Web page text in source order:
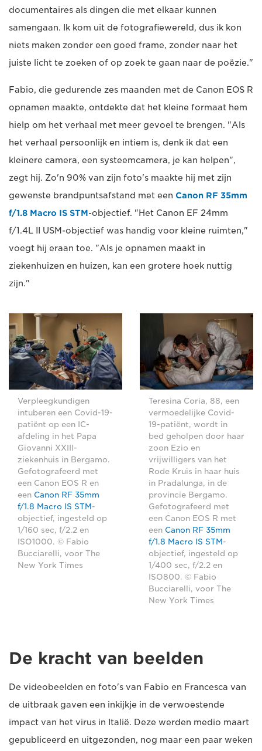
documentaires als dingen die met elkaar kunnen
samengaan. Ik kom uit de fotografiewereld, dus ik kon
niets maken zonder een goed frame, zonder naar het
juiste licht te zoeken of op zoek te gaan naar de poëzie."
Fabio, die gedurende zes maanden met de Canon EOS R
opnamen maakte, ontdekte dat het kleine formaat hem
hielp om het verhaal met meer gevoel te brengen. "Als
het verhaal persoonlijk en intiem is, denk ik dat een
kleinere camera, een systeemcamera, je kan helpen",
zegt hij. Zo'n 90% van zijn foto's maakte hij met zijn
gewenste brandpuntsafstand met een Canon RF 35mm
f/1.8 Macro IS STM-objectief. "Het Canon EF 24mm
f/1.4L II USM-objectief was handig voor kleine ruimten,"
voegt hij eraan toe. "Als je opnamen maakt in
ziekenhuizen en huizen, kan een grotere hoek nuttig
zijn."
Verpleegkundigen
intuberen een Covid-19-
patiënt op een IC-
afdeling in het Papa
Giovanni XXIII-
ziekenhuis in Bergamo.
Gefotografeerd met
een Canon EOS R en
een Canon RF 35mm
f/1.8 Macro IS STM-
objectief, ingesteld op
1/160 sec, f/2.2 en
ISO1000. © Fabio
Bucciarelli, voor The
New York Times
Teresina Coria, 88, een
vermoedelijke Covid-
19-patiënt, wordt in
bed geholpen door haar
zoon Ezio en
vrijwilligers van het
Rode Kruis in haar huis
in Pradalunga, in de
provincie Bergamo.
Gefotografeerd met
een Canon EOS R met
een Canon RF 35mm
f/1.8 Macro IS STM-
objectief, ingesteld op
1/400 sec, f/2.2 en
ISO800. © Fabio
Bucciarelli, voor The
New York Times
De kracht van beelden
De videobeelden en foto's van Fabio en Francesca van
de uitbraak gaven een inkijkje in de verwoestende
impact van het virus in Italië. Deze werden medio maart
gepubliceerd en uitgezonden, nog maar een paar weken